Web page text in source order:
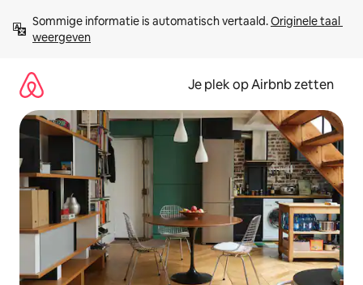
direct
naar
Sommige informatie is automatisch vertaald. Originele taal
weergeven
Je plek op Airbnb zetten